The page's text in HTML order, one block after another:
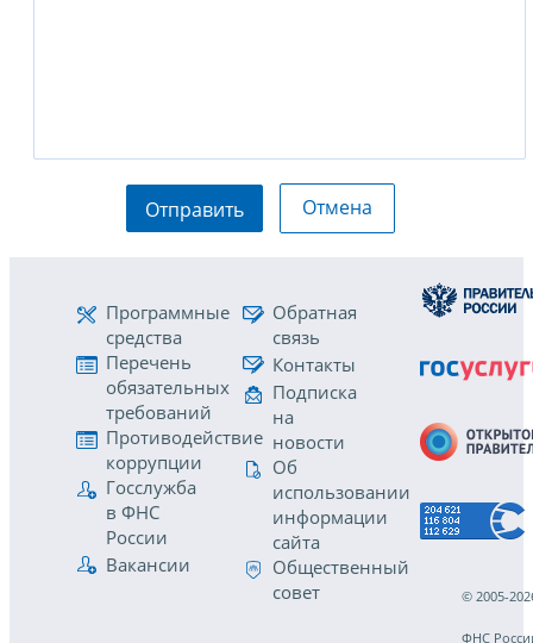
Отправить Отмена
Программные
средства
Перечень
обязательных
требований
Противодействие
коррупции
Госслужба
в ФНС
России
Вакансии
Обратная
связь
Контакты
Подписка
на
новости
Об
использовании
информации
сайта
Общественный
совет
© 2005-
ФНС